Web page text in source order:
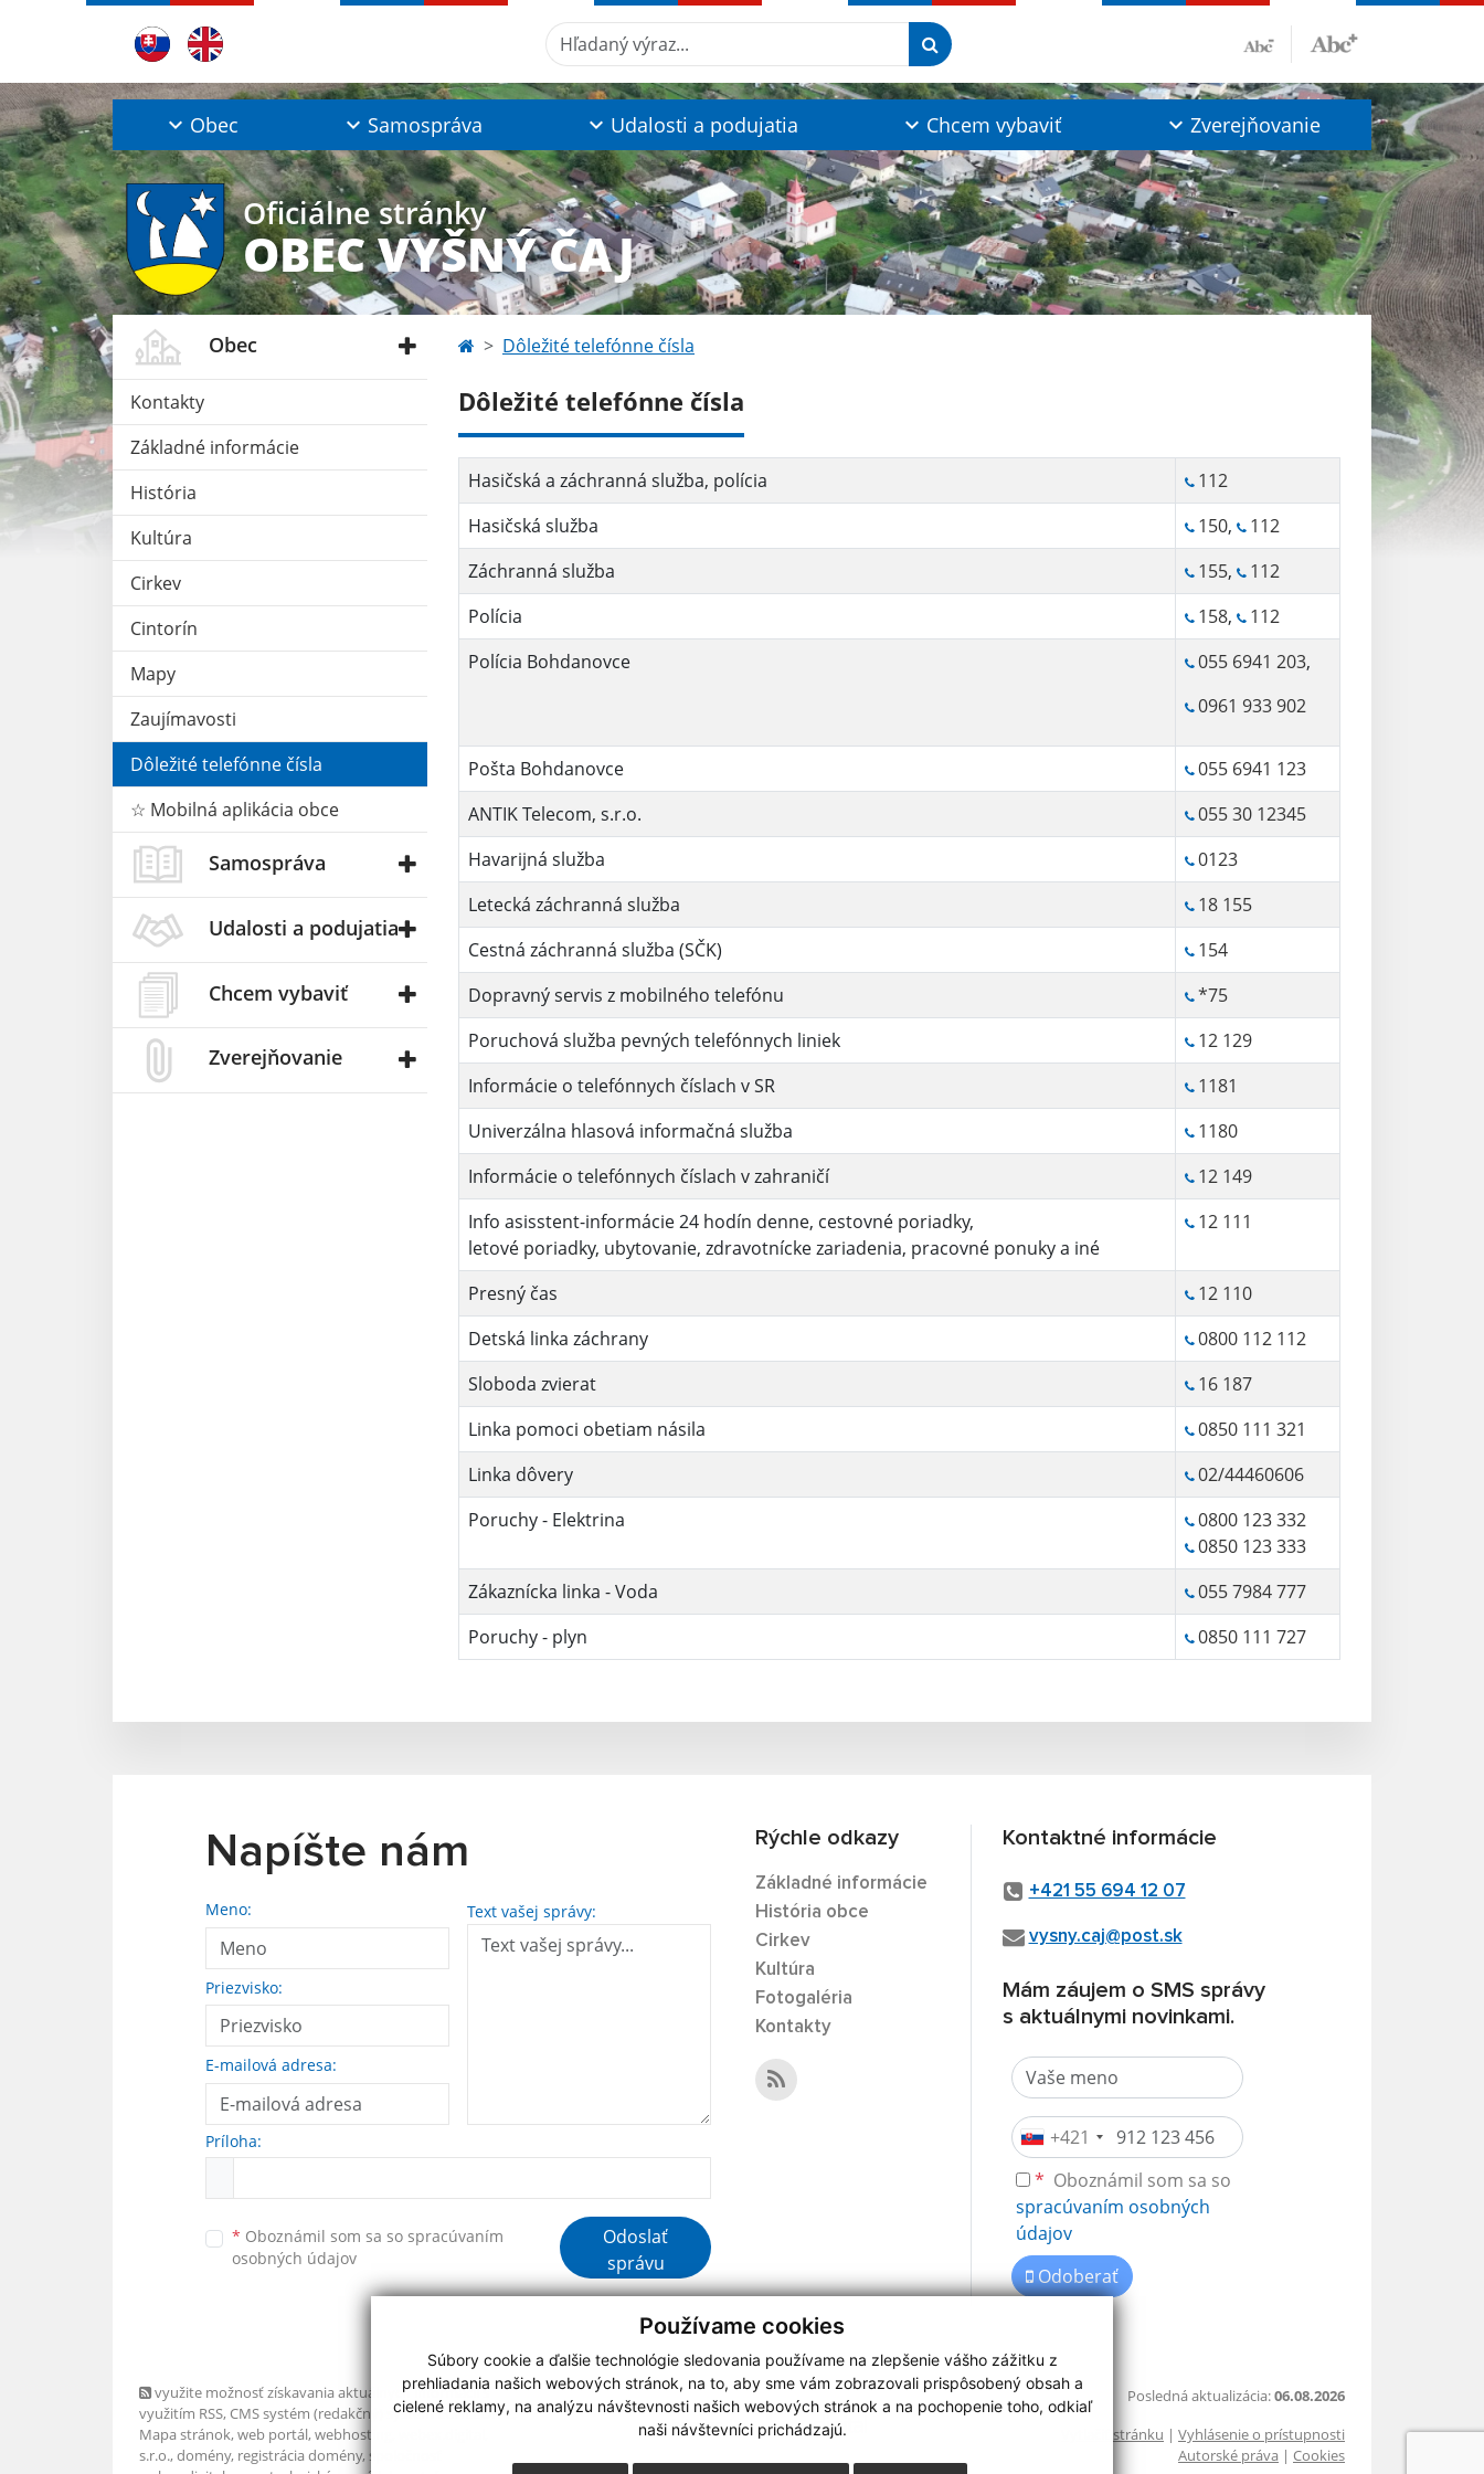
Používame cookies
Súbory cookie a ďalšie technológie sledovania používame na zlepšenie vášho zážitku z
prehliadania našich webových stránok, na to, aby sme vám zobrazovali prispôsobený obsah a
cielené reklamy, na analýzu návštevnosti našich webových stránok a na pochopenie toho, odkiaľ
naši návštevníci prichádzajú.
Hľadaný výraz...
Obec Samospráva Udalosti a podujatia Chcem vybaviť Zverejňovanie
Oficiálne stránky
OBEC VYŠNÝ ČAJ
Obec
Kontakty
Základné informácie
História
Kultúra
Cirkev
Cintorín
Mapy
Zaujímavosti
Dôležité telefónne čísla
☆ Mobilná aplikácia obce
Samospráva
Udalosti a podujatia
Chcem vybaviť
Zverejňovanie
Dôležité telefónne čísla
Dôležité telefónne čísla
Hasičská a záchranná služba, polícia
112
Hasičská služba
150,
112
Záchranná služba
155,
112
Polícia
158,
112
Polícia Bohdanovce
055 6941 203,
0961 933 902
Pošta Bohdanovce
055 6941 123
ANTIK Telecom, s.r.o.
055 30 12345
Havarijná služba
0123
Letecká záchranná služba
18 155
Cestná záchranná služba (SČK)
154
Dopravný servis z mobilného telefónu
*75
Poruchová služba pevných telefónnych liniek
12 129
Informácie o telefónnych číslach v SR
1181
Univerzálna hlasová informačná služba
1180
Informácie o telefónnych číslach v zahraničí
12 149
Info asisstent-informácie 24 hodín denne, cestovné poriadky,
letové poriadky, ubytovanie, zdravotnícke zariadenia, pracovné ponuky a iné
12 111
Presný čas
12 110
Detská linka záchrany
0800 112 112
Sloboda zvierat
16 187
Linka pomoci obetiam násila
0850 111 321
Linka dôvery
02/44460606
Poruchy - Elektrina
0800 123 332
0850 123 333
Zákaznícka linka - Voda
055 7984 777
Poruchy - plyn
0850 111 727
Napíšte nám
Meno:
Priezvisko:
E-mailová adresa:
Text vašej správy:
Príloha:
* Oboznámil som sa so spracúvaním
osobných údajov
Odoslať
správu
Rýchle odkazy
Základné informácie
História obce
Cirkev
Kultúra
Fotogaléria
Kontakty
Kontaktné informácie
+421 55 694 12 07
vysny.caj@post.sk
Mám záujem o SMS správy
s aktuálnymi novinkami.
+421
* Oboznámil som sa so
spracúvaním osobných
údajov
Odoberať
využite možnosť získavania aktuálnych informácií s
využitím RSS, CMS systém (redakčný) systém ECHELON 2,
Mapa stránok,web portál,webhosting
s.r.o.,domény, registrácia domény, spoločnosť
Posledná aktualizácia:06.08.2026
Vytlačiť stránku | Vyhlásenie o prístupnosti
Autorské práva | Cookies
webdesign|